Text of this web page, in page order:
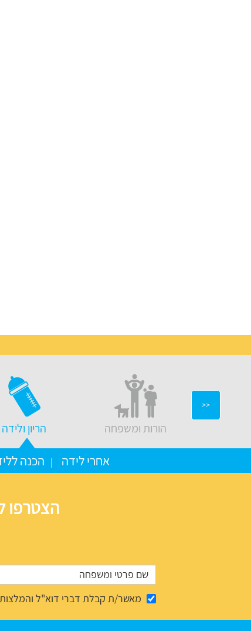
הורות ומשפחה הריון ולידה
<<
אחרי לידה הכנה
הצטרפו
מאשר/ת קבלת דברי דוא"ל